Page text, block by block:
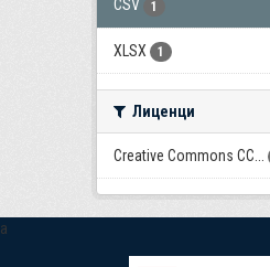
CSV 1
XLSX 1
Лиценци
Creative Commons CC...
a